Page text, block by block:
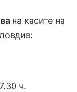
на касите на
ч.